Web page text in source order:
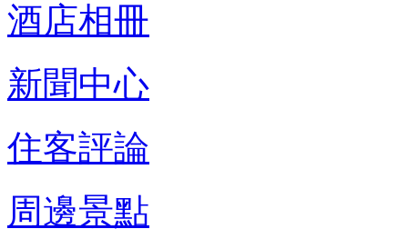
酒店相冊
新聞中心
住客評論
周邊景點